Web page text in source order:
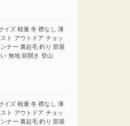
イズ 軽量 冬 襟なし 薄
ト アウトドア チョッ
ナー 裏起毛 釣り 部屋
無地 前開き 登山
イズ 軽量 冬 襟なし 薄
ト アウトドア チョッ
ナー 裏起毛 釣り 部屋